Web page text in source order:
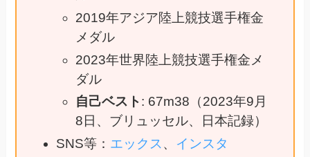
2019年アジア陸上競技選手権金
メダル
2023年世界陸上競技選手権金メ
ダル
自己ベスト: 67m38（2023年9月
8日、ブリュッセル、日本記録）
SNS等： エックス 、 インスタ